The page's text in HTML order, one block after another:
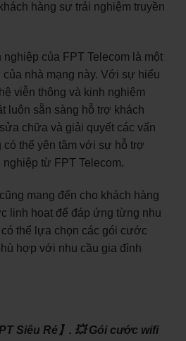
hàng sự trải nghiệm truyền
của FPT Telecom là một
nhà mạng này. Với sự hiểu
viễn thông và kinh nghiệm
luôn sẵn sàng hỗ trợ khách
chữa và giải quyết các vấn
có thể yên tâm với sự hỗ trợ
từ FPT Telecom.
mang đến cho khách hàng
linh hoạt để đáp ứng từng nhu
thể lựa chọn các gói cước
hợp với nhu cầu gia đình
Siêu Rẻ】. 💥 Gói cước wifi